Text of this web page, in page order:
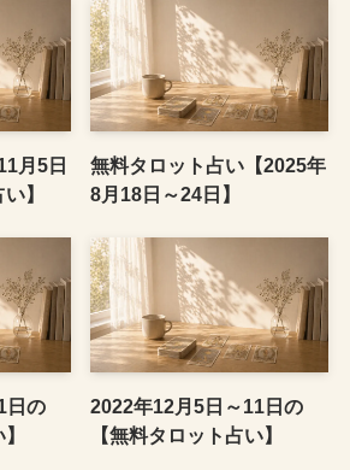
月5日
】
無料タロット占い【2025年
8月18日～24日】
日の
2022年12月5日～11日の
【無料タロット占い】